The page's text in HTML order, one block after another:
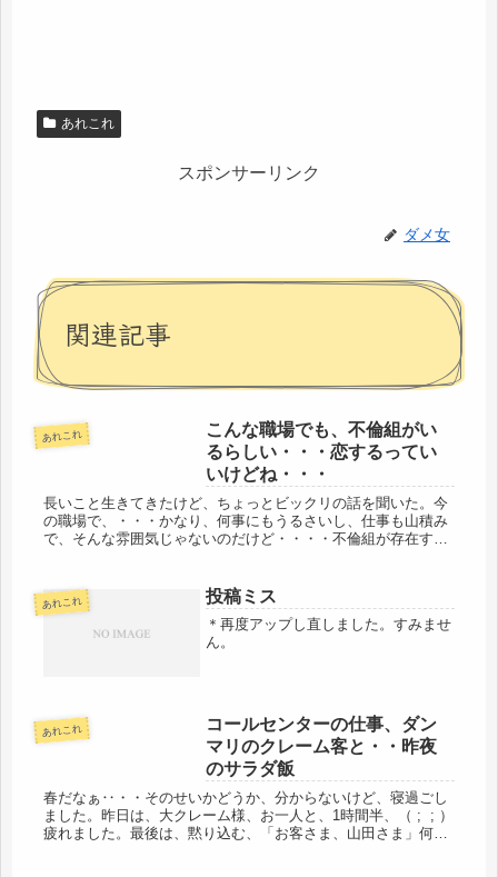
あれこれ
スポンサーリンク
ダメ女
関連記事
あれこれ
こんな職場でも、不倫組がい
るらしい・・・恋するってい
いけどね・・・
長いこと生きてきたけど、ちょっとビックリの話を聞いた。今
の職場で、・・・かなり、何事にもうるさいし、仕事も山積み
で、そんな雰囲気じゃないのだけど・・・・不倫組が存在する
あれこれ 投稿ミス
＊再度アップし直しました。すみませ
ん。
あれこれ
コールセンターの仕事、ダン
マリのクレーム客と・・昨夜
のサラダ飯
春だなぁ‥・・そのせいかどうか、分からないけど、寝過ごし
ました。昨日は、大クレーム様、お一人と、1時間半、（ ; ; ）
疲れました。最後は、黙り込む、「お客さま、山田さま」何